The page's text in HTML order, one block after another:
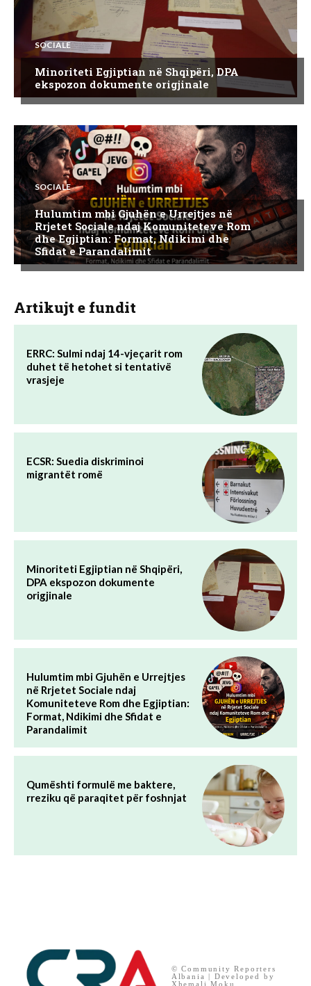
SOCIALE
Minoriteti Egjiptian në Shqipëri, DPA
ekspozon dokumente origjinale
SOCIALE
Hulumtim mbi Gjuhën e Urrejtjes në
Rrjetet Sociale ndaj Komuniteteve Rom
dhe Egjiptian: Format, Ndikimi dhe
Sfidat e Parandalimit
Artikujt e fundit
ERRC: Sulmi ndaj 14-vjeçarit rom
duhet të hetohet si tentativë
vrasjeje
ECSR: Suedia diskriminoi
migrantët romë
Minoriteti Egjiptian në Shqipëri,
DPA ekspozon dokumente
origjinale
Hulumtim mbi Gjuhën e Urrejtjes
në Rrjetet Sociale ndaj
Komuniteteve Rom dhe Egjiptian:
Format, Ndikimi dhe Sfidat e
Parandalimit
Qumështi formulë me baktere,
rreziku që paraqitet për foshnjat
© Community Reporters
Albania | Developed by
Xhemali Moku